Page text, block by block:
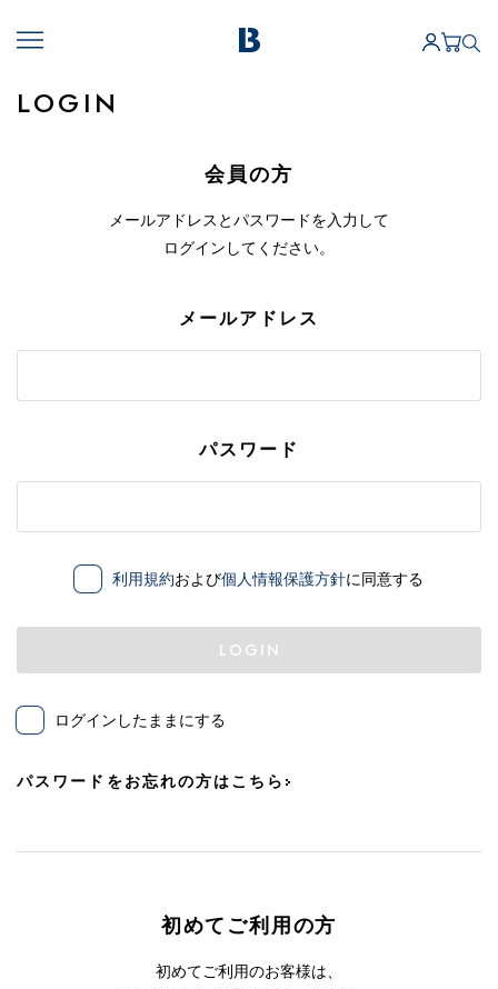
LOGIN
会員の方
メールアドレスとパスワードを入力して
ログインしてください。
メールアドレス
パスワード
利用規約および個人情報保護方針に同意する
LOGIN
ログインしたままにする
パスワードをお忘れの方はこちら
初めてご利用の方
初めてご利用のお客様は、